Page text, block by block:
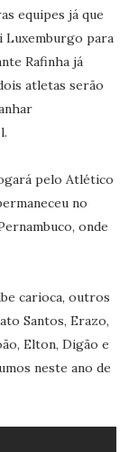
equipes já que
Luxemburgo para
Rafinha já
atletas serão
pelo Atlético
no
onde
carioca, outros
Santos, Erazo,
Elton, Digão e
neste ano de